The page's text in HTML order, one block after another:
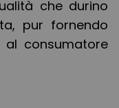
che durino
pur fornendo
consumatore